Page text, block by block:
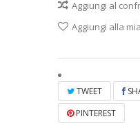
Aggiungi al
Aggiungi alla
TWEET
PINTEREST